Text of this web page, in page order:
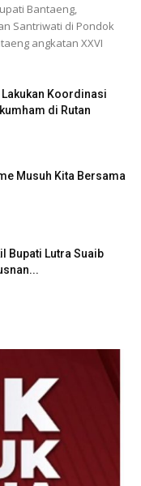
Bantaeng,
Santriwati di Pondok
angkatan XXVI
Koordinasi
di Rutan
Musuh Kita Bersama
Bupati Lutra Suaib